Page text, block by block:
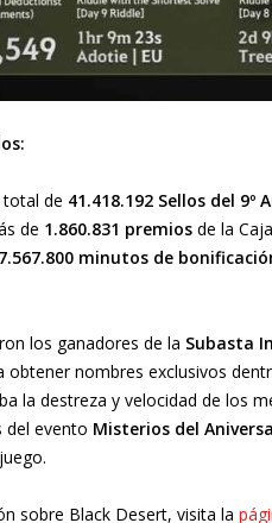
de 41.418.192 Sellos del 9º
de 1.860.831 premios de la
minutos de
los ganadores de la Subasta
obtener nombres exclusivos
la destreza y velocidad de los
del evento Misterios del
sobre Black Desert, visita la